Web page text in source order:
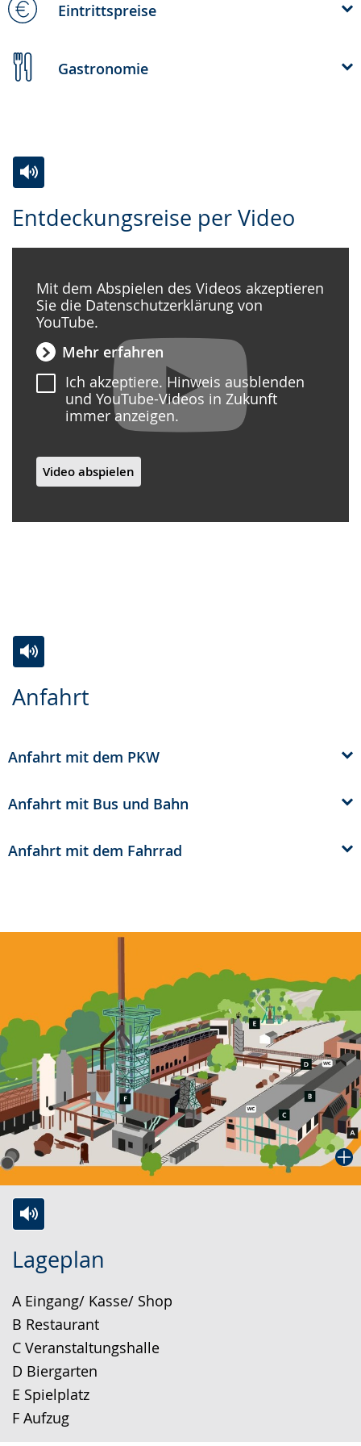
Eintrittspreise
Gastronomie
Entdeckungsreise per Video
Mit dem Abspielen des Videos akzeptieren
Sie die Datenschutzerklärung von
YouTube.
Mehr erfahren
Ich akzeptiere. Hinweis ausblenden
und YouTube-Videos in Zukunft
immer anzeigen.
Video abspielen
Leichten
Sprache
Audio-
Unterstützung.
Video
in
Gebärdensprache
wird
angezeigt.
Anfahrt
Leichten
wechseln.
Audio-
Video
Deutscher
wird
Anfahrt mit dem PKW
Anfahrt mit Bus und Bahn
Anfahrt mit dem Fahrrad
Lageplan
A Eingang/ Kasse/ Shop
B Restaurant
C Veranstaltungshalle
D Biergarten
E Spielplatz
F Aufzug
Leichten
wechseln.
Audio-
Video
Deutscher
Gebärdensprache
wird
angezeigt.